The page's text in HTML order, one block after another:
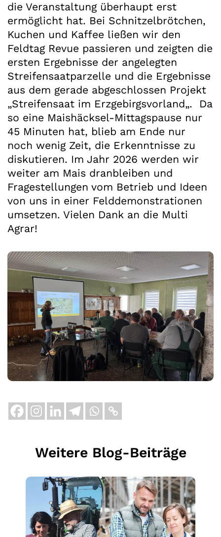
die Veranstaltung überhaupt erst
ermöglicht hat. Bei Schnitzelbrötchen,
Kuchen und Kaffee ließen wir den
Feldtag Revue passieren und zeigten die
ersten Ergebnisse der angelegten
Streifensaatparzelle und die Ergebnisse
aus dem gerade abgeschlossen Projekt
„Streifensaat im Erzgebirgsvorland„. Da
so eine Maishäcksel-Mittagspause nur
45 Minuten hat, blieb am Ende nur
noch wenig Zeit, die Erkenntnisse zu
diskutieren. Im Jahr 2026 werden wir
weiter am Mais dranbleiben und
Fragestellungen vom Betrieb und Ideen
von uns in einer Felddemonstrationen
umsetzen. Vielen Dank an die Multi
Agrar!
Weitere Blog-Beiträge